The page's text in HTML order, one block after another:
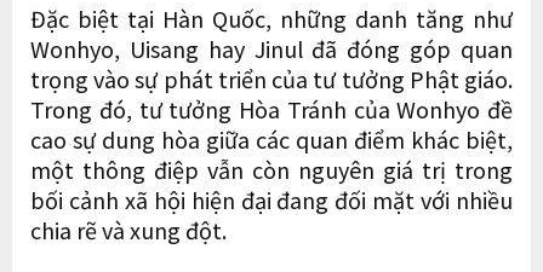
Đặc biệt tại Hàn Quốc, những danh tăng như
Wonhyo, Uisang hay Jinul đã đóng góp quan
trọng vào sự phát triển của tư tưởng Phật giáo.
Trong đó, tư tưởng Hòa Tránh của Wonhyo đề
cao sự dung hòa giữa các quan điểm khác biệt,
một thông điệp vẫn còn nguyên giá trị trong
bối cảnh xã hội hiện đại đang đối mặt với nhiều
chia rẽ và xung đột.